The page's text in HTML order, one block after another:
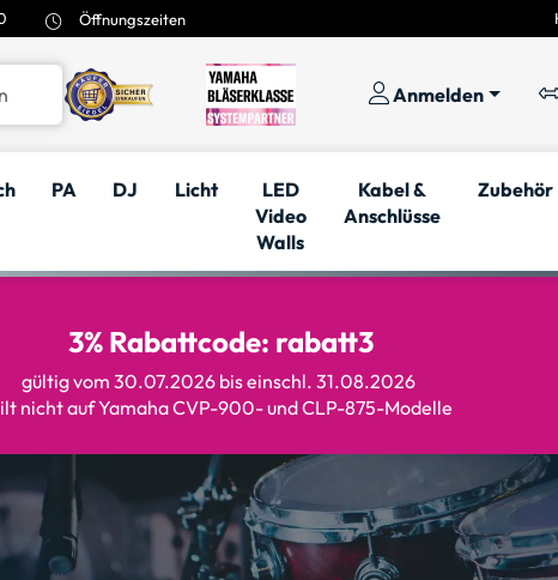
Öffnungszeiten
Anmelden
PA DJ Licht
LED
Video
Walls
Kabel &
Anschlüsse
Zubehör
3% Rabattcode: rabatt3
gültig vom 30.07.2026 bis einschl. 31.08.2026
nicht auf Yamaha CVP-900- und CLP-875-Modelle